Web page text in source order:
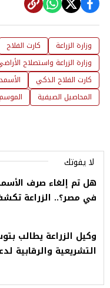
وزارة الزراعة كارت الفلاح
وزارة الزراعة واستصلاح
كارت الفلاح الذكي
المحاصيل الصيفية
لا يفوتك
هل تم إلغاء صرف
في مصر؟.. الزراعة
وكيل الزراعة يطالب
التشريعية والرقابية